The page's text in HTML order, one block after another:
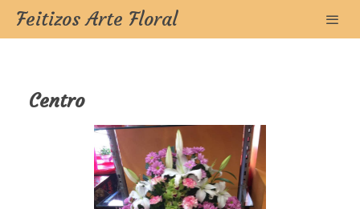
Feitizos Arte Floral
Centro